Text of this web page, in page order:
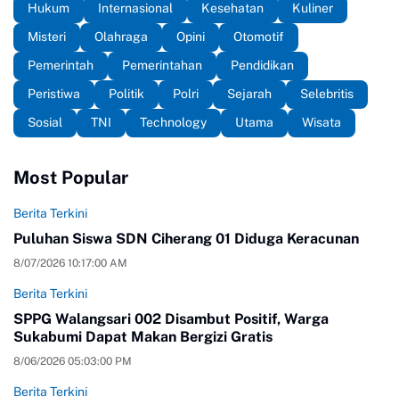
Hukum
Internasional Kesehatan
Kuliner
Misteri
Olahraga Opini
Otomotif
Pemerintah
Pemerintahan
Pendidikan
Peristiwa
Politik Polri Sejarah
Selebritis
Sosial
TNI Technology Utama Wisata
Most Popular
Berita Terkini
Puluhan Siswa SDN Ciherang 01 Diduga Keracunan
8/07/2026 10:17:00 AM
Berita Terkini
SPPG Walangsari 002 Disambut Positif, Warga
Sukabumi Dapat Makan Bergizi Gratis
8/06/2026 05:03:00 PM
Berita Terkini